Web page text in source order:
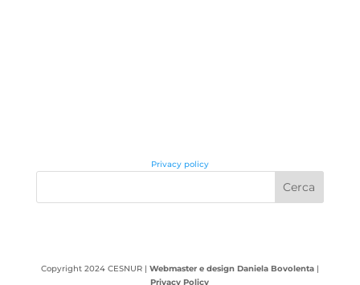
Privacy policy
Copyright 2024 CESNUR | Webmaster e design Daniela Bovolenta|
Privacy Policy